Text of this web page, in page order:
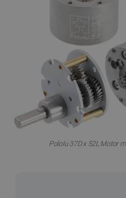
Pololu 37D x 52L Motor